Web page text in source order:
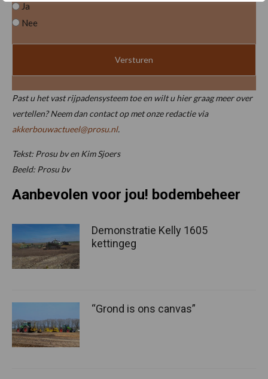
Ja
Nee
Past u het vast rijpadensysteem toe en wilt u hier graag meer over
vertellen? Neem dan contact op met onze redactie via
akkerbouwactueel@prosu.nl.
Tekst: Prosu bv en Kim Sjoers
Beeld: Prosu bv
Aanbevolen voor jou! bodembeheer
Demonstratie Kelly 1605
kettingeg
“Grond is ons canvas”